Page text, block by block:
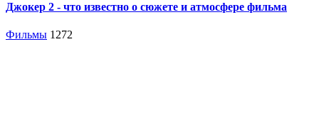
Джокер 2 - что известно о сюжете и атмосфере фильма
Фильмы 1272